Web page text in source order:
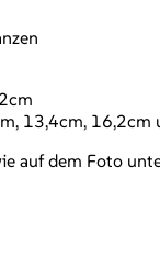
13,4cm, 16,2cm
auf dem Foto